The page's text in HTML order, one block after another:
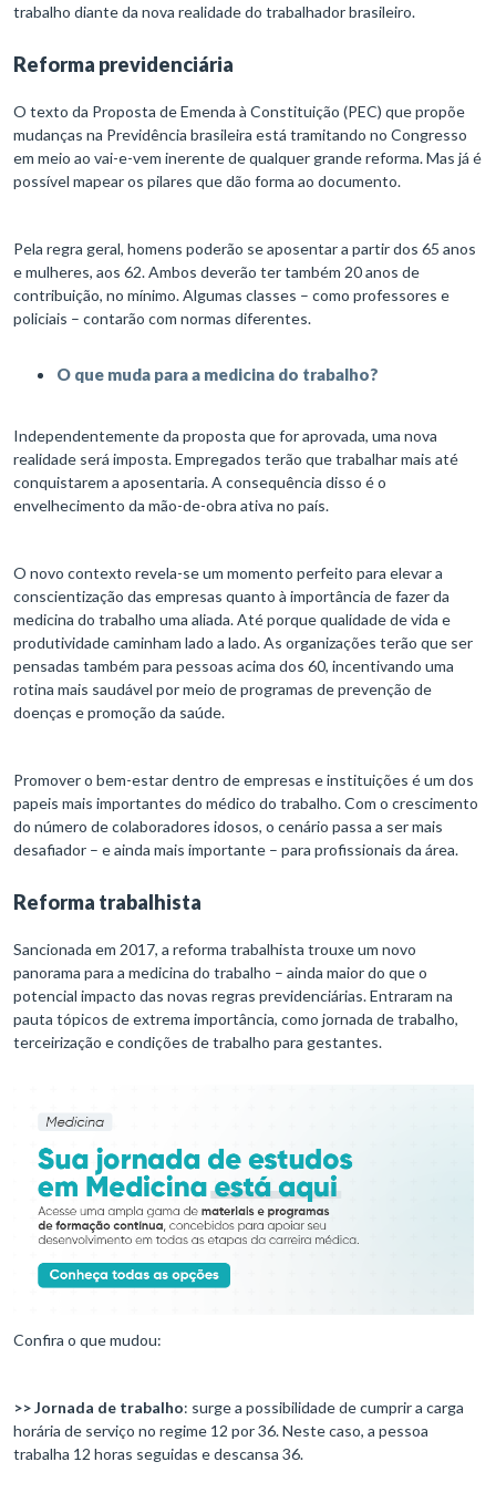
trabalho diante da nova realidade do trabalhador brasileiro.
Reforma previdenciária
O texto da Proposta de Emenda à Constituição (PEC) que propõe
mudanças na Previdência brasileira está tramitando no Congresso
em meio ao vai-e-vem inerente de qualquer grande reforma. Mas já é
possível mapear os pilares que dão forma ao documento.
Pela regra geral, homens poderão se aposentar a partir dos 65 anos
e mulheres, aos 62. Ambos deverão ter também 20 anos de
contribuição, no mínimo. Algumas classes – como professores e
policiais – contarão com normas diferentes.
O que muda para a medicina do trabalho?
Independentemente da proposta que for aprovada, uma nova
realidade será imposta. Empregados terão que trabalhar mais até
conquistarem a aposentaria. A consequência disso é o
envelhecimento da mão-de-obra ativa no país.
O novo contexto revela-se um momento perfeito para elevar a
conscientização das empresas quanto à importância de fazer da
medicina do trabalho uma aliada. Até porque qualidade de vida e
produtividade caminham lado a lado. As organizações terão que ser
pensadas também para pessoas acima dos 60, incentivando uma
rotina mais saudável por meio de programas de prevenção de
doenças e promoção da saúde.
Promover o bem-estar dentro de empresas e instituições é um dos
papeis mais importantes do médico do trabalho. Com o crescimento
do número de colaboradores idosos, o cenário passa a ser mais
desafiador – e ainda mais importante – para profissionais da área.
Reforma trabalhista
Sancionada em 2017, a reforma trabalhista trouxe um novo
panorama para a medicina do trabalho – ainda maior do que o
potencial impacto das novas regras previdenciárias. Entraram na
pauta tópicos de extrema importância, como jornada de trabalho,
terceirização e condições de trabalho para gestantes.
Confira o que mudou:
>> Jornada de trabalho: surge a possibilidade de cumprir a carga
horária de serviço no regime 12 por 36. Neste caso, a pessoa
trabalha 12 horas seguidas e descansa 36.